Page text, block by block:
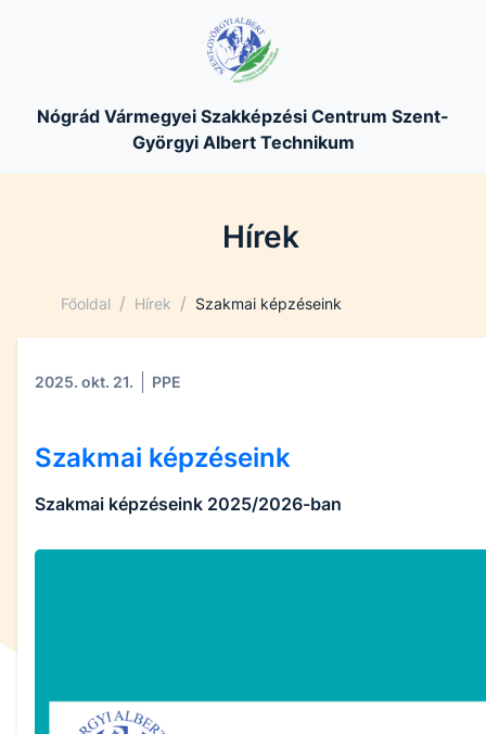
Nógrád Vármegyei Szakképzési Centrum Szent-
Györgyi Albert Technikum
Hírek
Főoldal / Hírek / Szakmai képzéseink
2025. okt. 21. PPE
Szakmai képzéseink
Szakmai képzéseink 2025/2026-ban